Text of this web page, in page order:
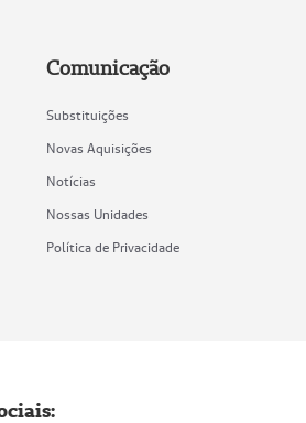
Comunicação
Substituições
Novas Aquisições
Notícias
Nossas Unidades
Política de Privacidade